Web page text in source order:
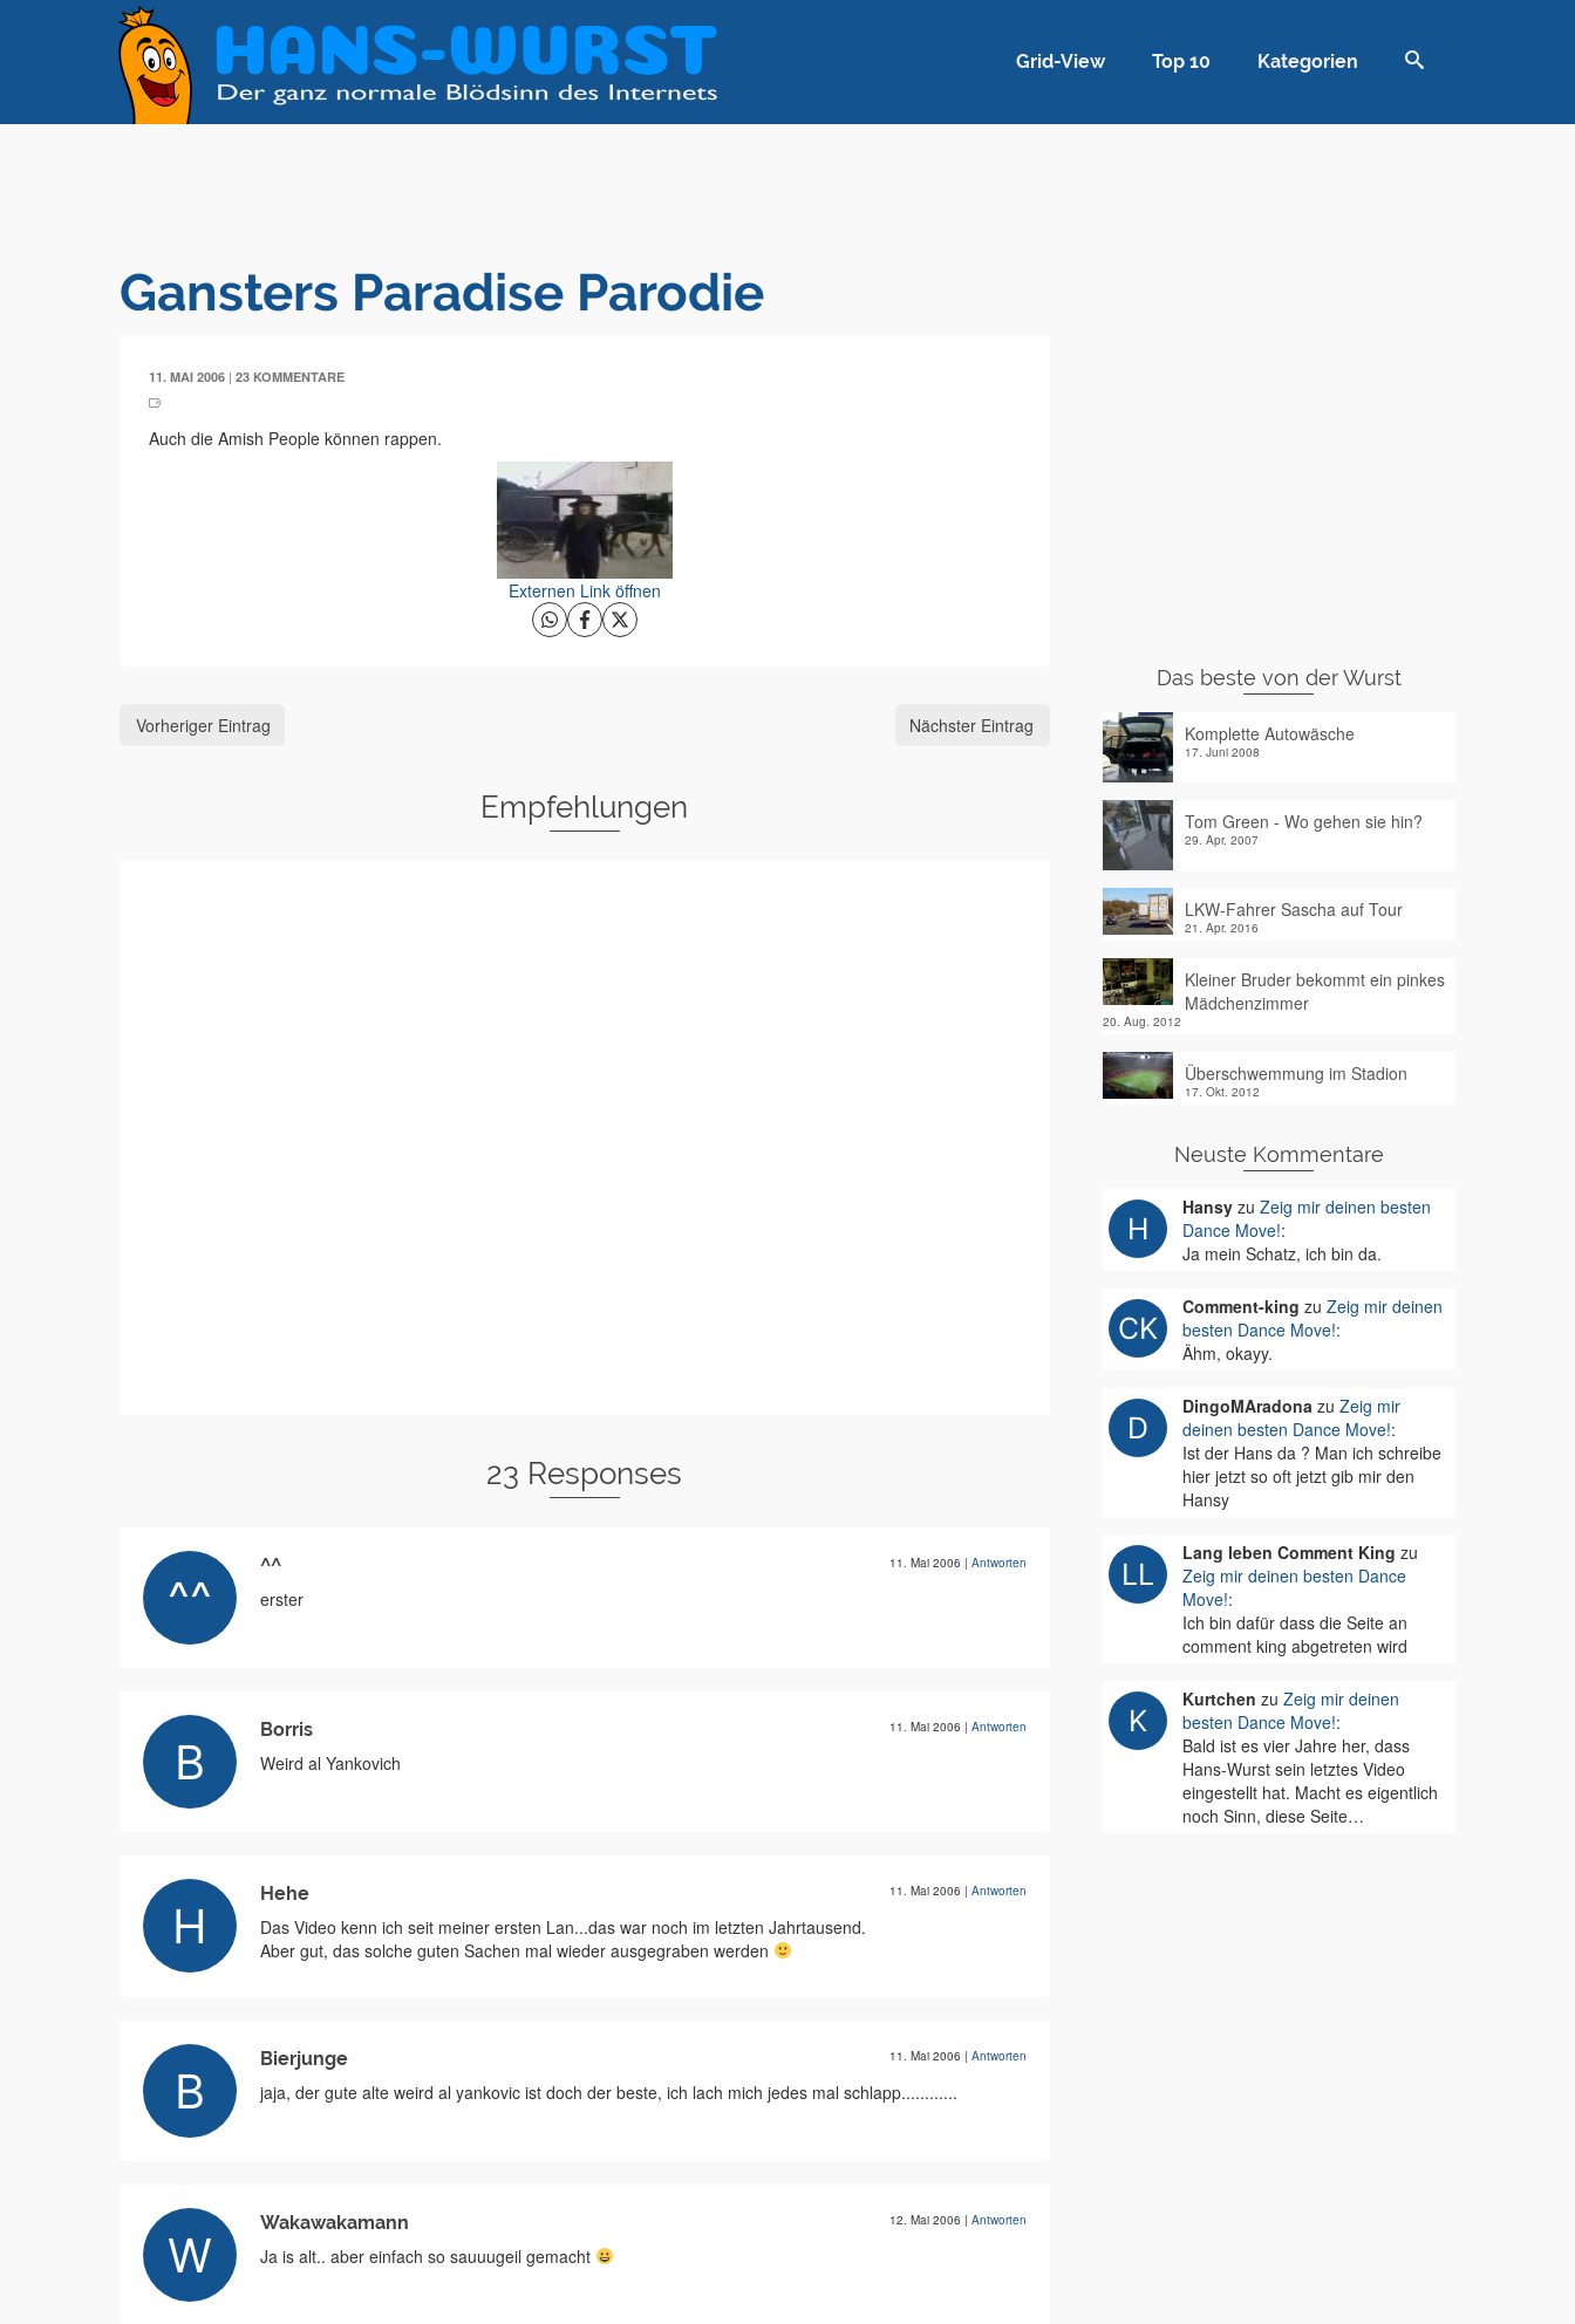
Grid-View Top 10 Kategorien
Gansters Paradise Parodie
11. MAI 2006 | 23 KOMMENTARE
Auch die Amish People können rappen.
Externen Link öffnen
Vorheriger Eintrag Nächster Eintrag
Empfehlungen
23 Responses
^^ 11. Mai 2006 | Antworten
erster
Borris 11. Mai 2006 | Antworten
Weird al Yankovich
Hehe 11. Mai 2006 | Antworten
Das Video kenn ich seit meiner ersten Lan...das war noch im letzten Jahrtausend.
Aber gut, das solche guten Sachen mal wieder ausgegraben werden
Bierjunge 11. Mai 2006 | Antworten
jaja, der gute alte weird al yankovic ist doch der beste, ich lach mich jedes mal schlapp............
Wakawakamann 12. Mai 2006 | Antworten
Ja is alt.. aber einfach so sauuugeil gemacht
Das beste von der Wurst
Komplette Autowäsche
17. Juni 2008
Tom Green - Wo gehen sie hin?
29. Apr. 2007
LKW-Fahrer Sascha auf Tour
21. Apr. 2016
Kleiner Bruder bekommt ein pinkes
Mädchenzimmer
20. Aug. 2012
Überschwemmung im Stadion
17. Okt. 2012
Neuste Kommentare
Hansyzu Zeig mir deinen besten
Dance Move!:
Ja mein Schatz, ich bin da.
Comment-king zu Zeig mir deinen
besten Dance Move!:
Ähm, okayy.
DingoMAradonazu Zeig mir
deinen besten Dance Move!:
Ist der Hans da ? Man ich schreibe
hier jetzt so oft jetzt gib mir den
Hansy
Lang leben Comment King zu
Zeig mir deinen besten Dance
Move!:
Ich bin dafür dass die Seite an
comment king abgetreten wird
Kurtchen zu Zeig mir deinen
besten Dance Move!:
Bald ist es vier Jahre her, dass
Hans-Wurst sein letztes Video
eingestellt hat. Macht es eigentlich
noch Sinn, diese Seite…